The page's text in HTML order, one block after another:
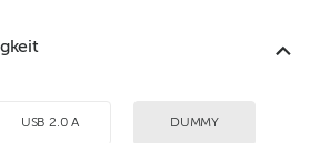
USB 2.0 A DUMMY